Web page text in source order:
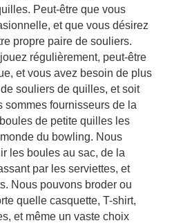
Peut-être que vous
et que vous désirez
propre paire de souliers.
régulièrement, peut-être
et vous avez besoin de plus
souliers de quilles, et soit
sommes fournisseurs de la
de petite quilles les
du bowling. Nous
les boules au sac, de la
par les serviettes, et
Nous pouvons broder ou
quelle casquette, T-shirt,
et même un vaste choix